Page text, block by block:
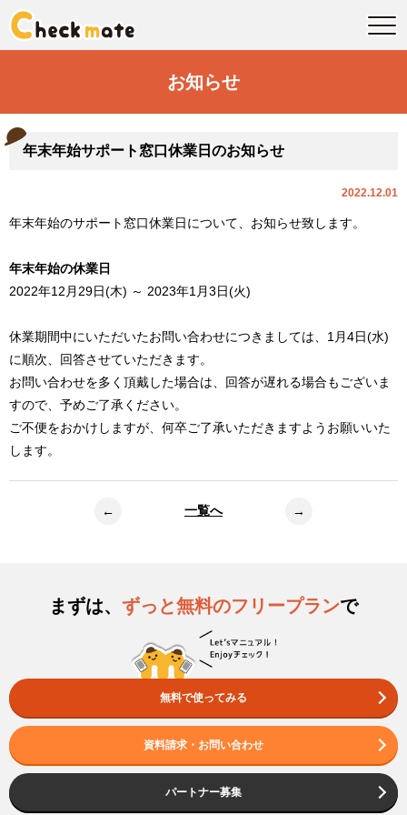
お知らせ
年末年始サポート窓口休業日のお知らせ
2022.12.01
年末年始のサポート窓口休業日について、お知らせ致します。
年末年始の休業日
2022年12月29日(木) ～ 2023年1月3日(火)
休業期間中にいただいたお問い合わせにつきましては、1月4日(水)
に順次、回答させていただきます。
お問い合わせを多く頂戴した場合は、 回答が遅れる場合もございま
すので、予めご了承ください。
ご不便をおかけしますが、 何卒ご了承いただきますようお願いいた
します。
← 一覧へ →
まずは、 ずっと無料のフリープランで
無料で使ってみる
資料請求・お問い合わせ
パートナー募集